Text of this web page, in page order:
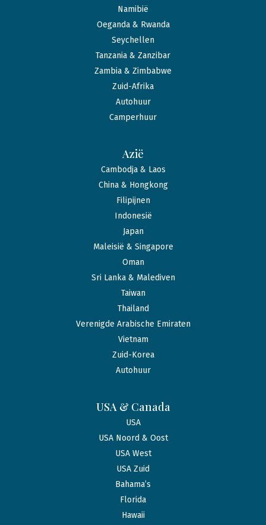
Namibië
Oeganda & Rwanda
Seychellen
Tanzania & Zanzibar
Zambia & Zimbabwe
Zuid-Afrika
Autohuur
Camperhuur
Azië
Cambodja & Laos
China & Hongkong
Filipijnen
Indonesië
Japan
Maleisië & Singapore
Oman
Sri Lanka & Malediven
Taiwan
Thailand
Verenigde Arabische Emiraten
Vietnam
Zuid-Korea
Autohuur
USA & Canada
USA
USA Noord & Oost
USA West
USA Zuid
Bahama’s
Florida
Hawaii